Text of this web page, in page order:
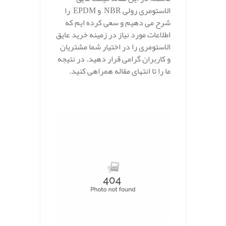
الاستومری رولی NBR و EPDM را
شرح می دهیم و سعی کرده ایم که
اطلاعات مورد نیاز در زمینه خرید عایق
الاستومری را در اختیار شما مشتریان
و کاربران گرامی قرار دهید. در نتیجه
ما را تا انتهای مقاله همراهی کنید.